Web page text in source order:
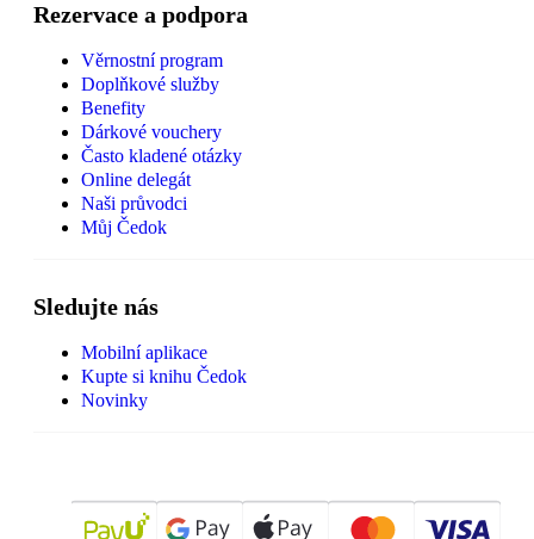
Rezervace a podpora
Věrnostní program
Doplňkové služby
Benefity
Dárkové vouchery
Často kladené otázky
Online delegát
Naši průvodci
Můj Čedok
Sledujte nás
Mobilní aplikace
Kupte si knihu Čedok
Novinky